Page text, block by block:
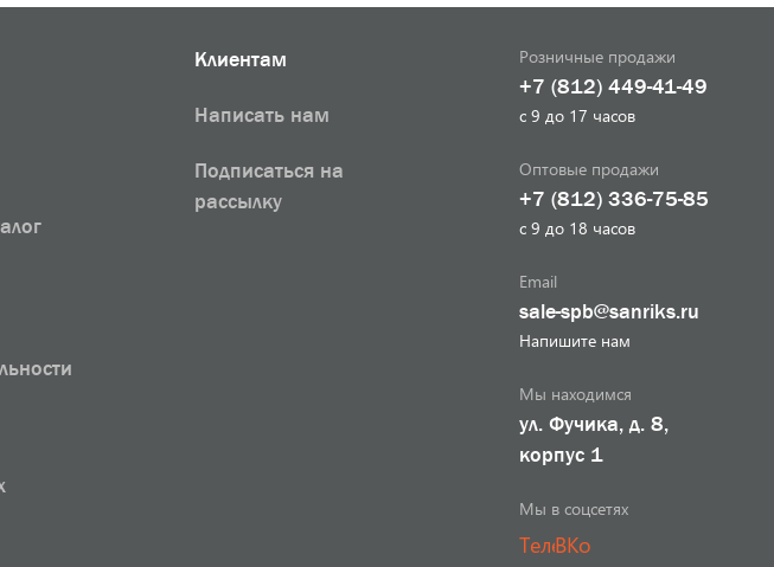
Клиентам
Написать нам
Подписаться на
рассылку
Розничные продажи
+7 (812) 449-41-49
с 9 до 17 часов
Оптовые продажи
+7 (812) 336-75-85
с 9 до 18 часов
Email
sale-spb@sanriks.ru
Напишите нам
Мы находимся
ул. Фучика, д. 8,
корпус 1
Мы в соцсетях
ТелеграмВКонтакте